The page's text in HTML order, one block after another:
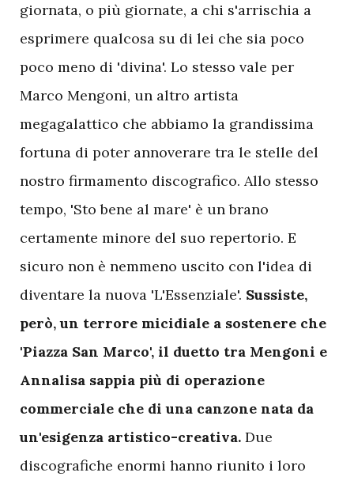
giornata, o più giornate, a chi s'arrischia a
esprimere qualcosa su di lei che sia poco
poco meno di 'divina'. Lo stesso vale per
Marco Mengoni, un altro artista
megagalattico che abbiamo la grandissima
fortuna di poter annoverare tra le stelle del
nostro firmamento discografico. Allo stesso
tempo, 'Sto bene al mare' è un brano
certamente minore del suo repertorio. E
sicuro non è nemmeno uscito con l'idea di
diventare la nuova 'L'Essenziale'. Sussiste,
però, un terrore micidiale a sostenere che
'Piazza San Marco', il duetto tra Mengoni e
Annalisa sappia più di operazione
commerciale che di una canzone nata da
un'esigenza artistico-creativa. Due
discografiche enormi hanno riunito i loro